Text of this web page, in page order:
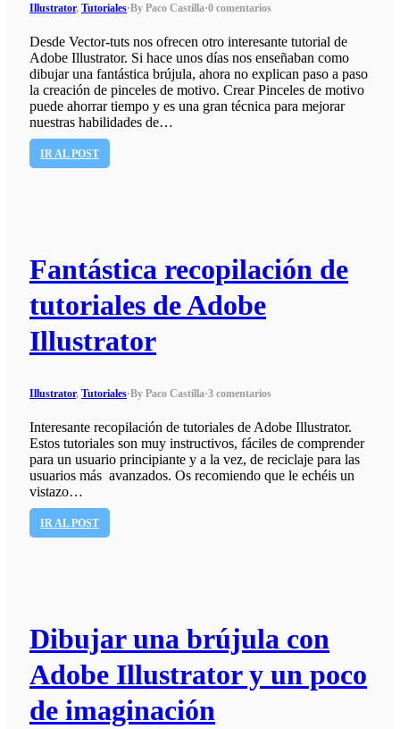
Illustrator, Tutoriales·By Paco Castilla·0 comentarios
Desde Vector-tuts nos ofrecen otro interesante tutorial de
Adobe Illustrator. Si hace unos días nos enseñaban como
dibujar una fantástica brújula, ahora no explican paso a paso
la creación de pinceles de motivo. Crear Pinceles de motivo
puede ahorrar tiempo y es una gran técnica para mejorar
nuestras habilidades de…
IR AL POST
Fantástica recopilación de
tutoriales de Adobe
Illustrator
Illustrator, Tutoriales·By Paco Castilla·3 comentarios
Interesante recopilación de tutoriales de Adobe Illustrator.
Estos tutoriales son muy instructivos, fáciles de comprender
para un usuario principiante y a la vez, de reciclaje para las
usuarios más avanzados. Os recomiendo que le echéis un
vistazo…
IR AL POST
Dibujar una brújula con
Adobe Illustrator y un poco
de imaginación